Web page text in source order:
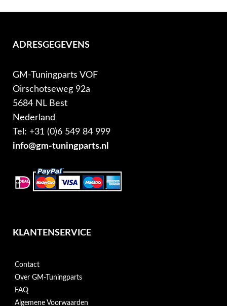
ADRESGEGEVENS
GM-Tuningparts VOF
Oirschotseweg 92a
5684 NL Best
Nederland
Tel: +31 (0)6 549 84 999
info@gm-tuningparts.nl
KLANTENSERVICE
Contact
Over GM-Tuningparts
FAQ
Algemene Voorwaarden